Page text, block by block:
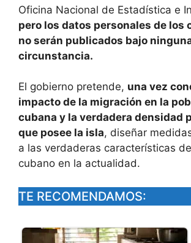
Oficina Nacional de Estadística e
pero los datos personales de los
no serán publicados bajo
circunstancia.
El gobierno pretende, una vez
impacto de la migración en la
cubana y la verdadera densidad
que posee la isla, diseñar
a las verdaderas características
cubano en la actualidad.
TE RECOMENDAMOS: